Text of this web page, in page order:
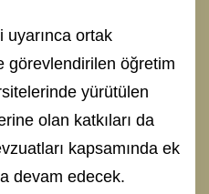
uyarınca ortak
görevlendirilen öğretim
yürütülen
olan katkıları da
kapsamında ek
devam edecek.